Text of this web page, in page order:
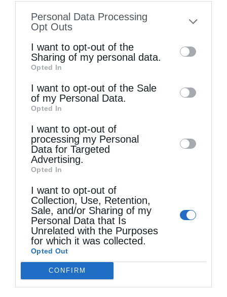
to your opt-out. You may separately opt-out
information by third parties on the IAB’s list
of downstream participants. This
information may also be disclosed by us to
third parties on theIAB’s List of
Downstream Participants
disclose it to other third parties.
Personal Data Processing
Opt Outs
I want to opt-out of the
Sharing of my personal data.
Opted In
I want to opt-out of the Sale
of my Personal Data.
Opted In
I want to opt-out of
processing my Personal
Data for Targeted
Advertising.
Opted In
I want to opt-out of
Collection, Use, Retention,
Sale, and/or Sharing of my
Personal Data that Is
Unrelated with the Purposes
for which it was collected.
Opted Out
CONFIRM
ΆΓΙΟΣ ΠΡΟΚΌΠΙΟΣ
ΙΕΡΟΥΣΑΛΉΜ ΜΕΓΑΛΟΜΆΡΤΥΣ ΜΗΤΈΡΑ.
ΠΑΤΈΡΑΣ
ΜΟΙΡΑΣΟΥ
Προηγούμενο άρθρο
Όλα όσα πρέπει να γνωρίζουμε για το αντίδωρο
Επόμενο άρθρο
Άγιος Ιούδας ο Θαδδαίος: Προστάτης των απελπισμένων – Η
ΔΕΙΤΕ ΕΠΙΣΗΣ